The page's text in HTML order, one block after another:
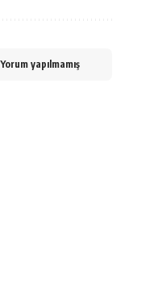
Yorum yapılmamış